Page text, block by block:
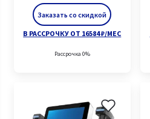
Заказать со скидкой
В РАССРОЧКУ ОТ 16584 ₽/МЕС
Рассрочка 0%